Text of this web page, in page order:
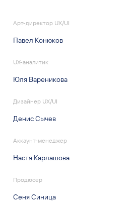
Арт-директор UX/UI
Павел Конюков
UX-аналитик
Юля Вареникова
Дизайнер UX/UI
Денис Сычев
Аккаунт-менеджер
Настя Карлашова
Продюсер
Сеня Синица